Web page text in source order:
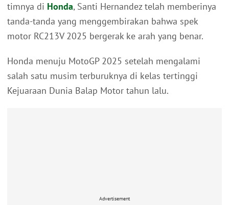
timnya di Honda, Santi Hernandez telah memberinya
tanda-tanda yang menggembirakan bahwa spek
motor RC213V 2025 bergerak ke arah yang benar.
Honda menuju MotoGP 2025 setelah mengalami
salah satu musim terburuknya di kelas tertinggi
Kejuaraan Dunia Balap Motor tahun lalu.
Advertisement